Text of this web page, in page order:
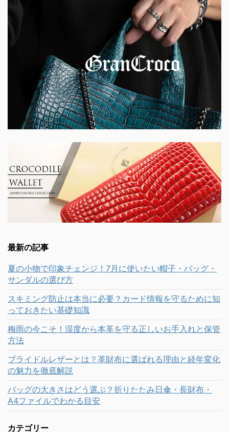
最新の記事
夏の小物で印象チェンジ！7月に使いたい帽子・バッグ・
サンダルの選び方
スキミング防止は本当に必要？カード情報を守るために知
っておきたい基礎知識
梅雨の今こそ！湿度から本革を守る正しいお手入れと保管
方法
ブライドルレザーとは？革財布に選ばれる理由と経年変化
の魅力を徹底解説
バッグの大きさはどう選ぶ？折りたたみ日傘・長財布・
A4ファイルでわかる目安
カテゴリー